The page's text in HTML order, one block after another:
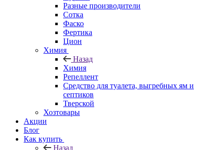
Разные производители
Сотка
Фаско
Фертика
Цион
Химия
Назад
Химия
Репеллент
Средство для туалета, выгребных ям и
септиков
Тверской
Хозтовары
Акции
Блог
Как купить
Назад